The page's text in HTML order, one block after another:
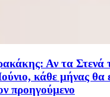
Αν τα Στενά
κάθε μήνας θα
προηγούμενο